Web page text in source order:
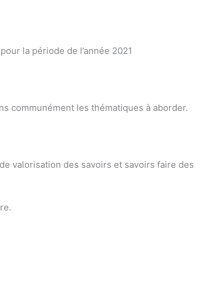
la période de l’année 2021
communément les thématiques à aborder.
valorisation des savoirs et savoirs faire des